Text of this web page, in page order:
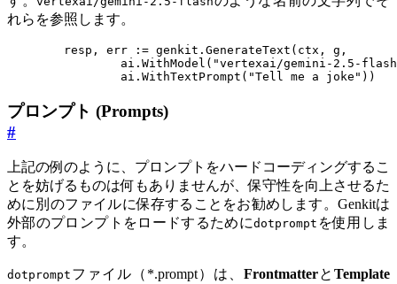
れらを参照します。
resp , err := genkit . GenerateText ( ctx , g ,
ai . WithModel ( "vertexai/gemini-2.5-
ai . WithTextPrompt ( "Tell me a joke" ))
プロンプト (Prompts)
#
上記の例のように、プロンプトをハードコーディングするこ
とを妨げるものは何もありませんが、保守性を向上させるた
めに別のファイルに保存することをお勧めします。Genkitは
外部のプロンプトをロードするためにdotprompt を使用しま
す。
dotprompt ファイル（*.prompt）は、 Frontmatterと Template